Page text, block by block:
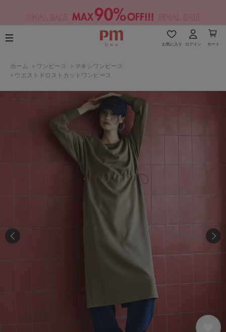
お気に入り ログイン カート
ホーム > ワンピース > マキシワンピース
> ウエストドロストカットワンピース